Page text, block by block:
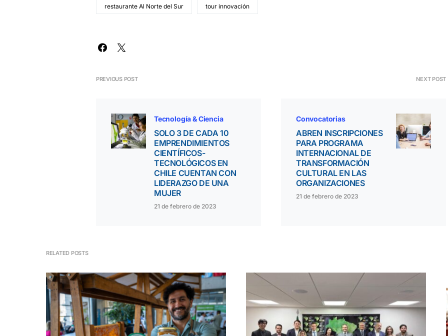
restaurante Al Norte del Sur tour innovación
PREVIOUS POST
Tecnología & Ciencia
SOLO 3 DE CADA 10
EMPRENDIMIENTOS
CIENTÍFICOS-
TECNOLÓGICOS EN
CHILE CUENTAN CON
LIDERAZGO DE UNA
MUJER
21 de febrero de 2023
NEXT POST
Convocatorias
ABREN INSCRIPCIONES
PARA PROGRAMA
INTERNACIONAL DE
TRANSFORMACIÓN
CULTURAL EN LAS
ORGANIZACIONES
21 de febrero de 2023
RELATED POSTS